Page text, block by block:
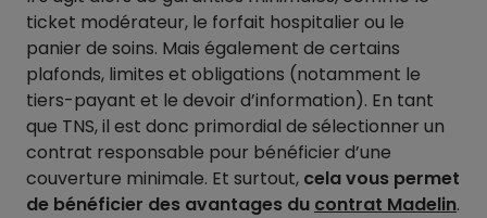
ticket modérateur, le forfait hospitalier ou le
panier de soins. Mais également de certains
plafonds, limites et obligations (notamment le
tiers-payant et le devoir d’information). En tant
que TNS, il est donc primordial de sélectionner un
contrat responsable pour bénéficier d’une
couverture minimale. Et surtout, cela vous permet
de bénéficier des avantages du contrat Madelin.